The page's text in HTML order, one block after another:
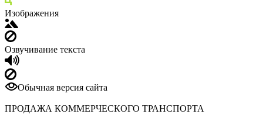
Изображения
Озвучивание текста
Обычная версия сайта
ПРОДАЖА КОММЕРЧЕСКОГО ТРАНСПОРТА